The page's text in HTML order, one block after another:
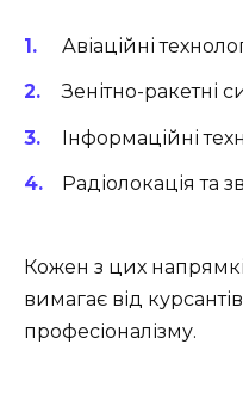
Авіаційні
Зенітно-ракетні
Інформаційні
Радіолокація та
Кожен з цих
вимагає від
професіоналізму.